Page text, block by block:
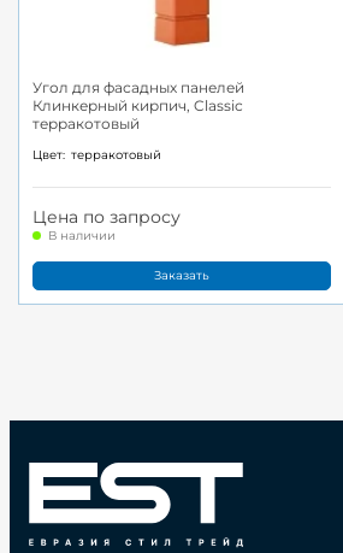
Угол для фасадных панелей
Клинкерный кирпич, Classic
терракотовый
Цвет: терракотовый
Цена по запросу
В наличии
Заказать